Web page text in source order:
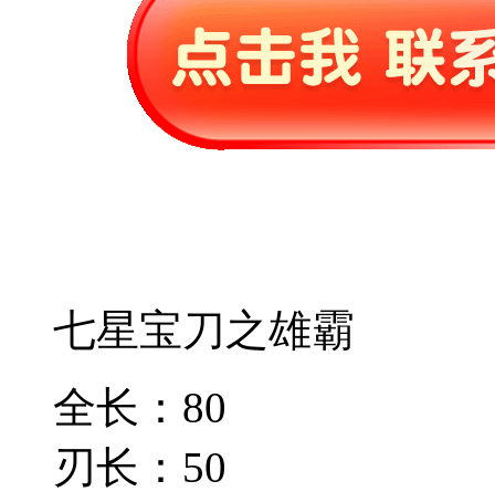
七星宝刀之雄霸
全长：80
刃长：50